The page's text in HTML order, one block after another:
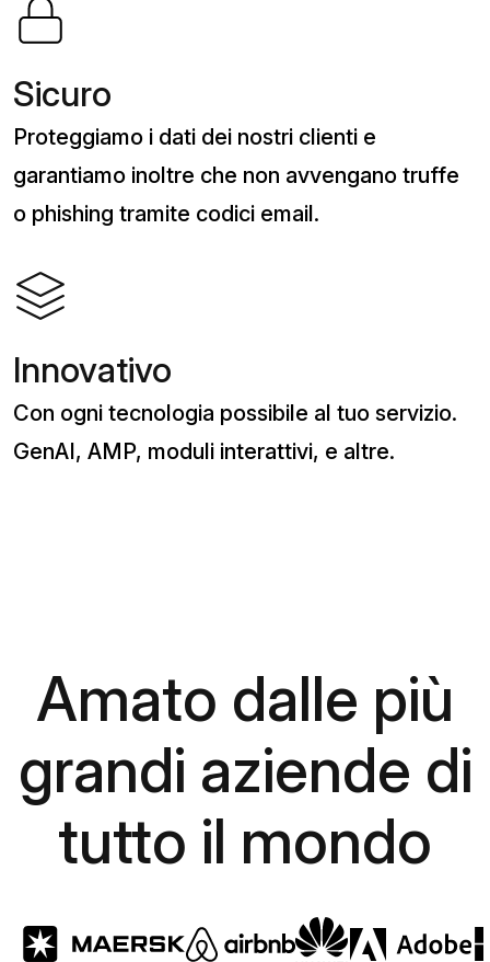
Sicuro
Proteggiamo i dati dei nostri clienti e
garantiamo inoltre che non avvengano truffe
o phishing tramite codici email.
Innovativo
Con ogni tecnologia possibile al tuo servizio.
GenAI, AMP, moduli interattivi, e altre.
Amato dalle più
grandi aziende di
tutto il mondo